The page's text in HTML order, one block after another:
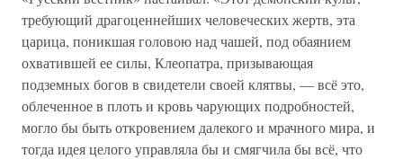
требующий драгоценнейших человеческих жертв, эта
царица, поникшая головою над чашей, под обаянием
охватившей ее силы, Клеопатра, призывающая
подземных богов в свидетели своей клятвы, — всё это,
облеченное в плоть и кровь чарующих подробностей,
могло бы быть откровением далекого и мрачного мира, и
тогда идея целого управляла бы и смягчила бы всё, что